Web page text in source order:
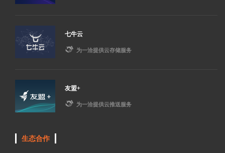
七牛云
 为一洽提供云存储服务
友盟+
 为一洽提供云推送服务
生态合作